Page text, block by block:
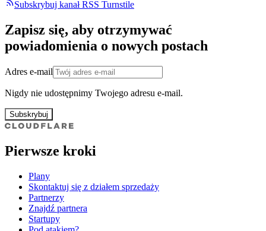
Subskrybuj kanał RSS Turnstile
Zapisz się, aby otrzymywać
powiadomienia o nowych postach
Adres e-mail
Nigdy nie udostępnimy Twojego adresu e-mail.
Subskrybuj
Pierwsze kroki
Plany
Skontaktuj się z działem sprzedaży
Partnerzy
Znajdź partnera
Startupy